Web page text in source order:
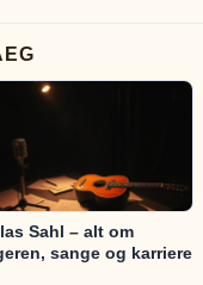
Sahl – alt om
sange og karriere